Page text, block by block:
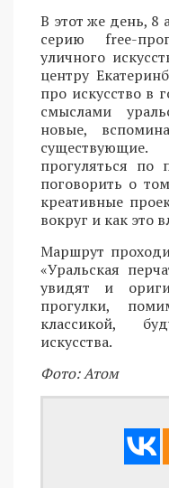
В этот же день, 8
серию free-
уличного
центру
про искусство в
смыслами
новые,
прогуляться
поговорить о
креативные
вокруг и как это
Маршрут
«Уральская
увидят и
прогулки,
классикой,
искусства.
Фото: Атом